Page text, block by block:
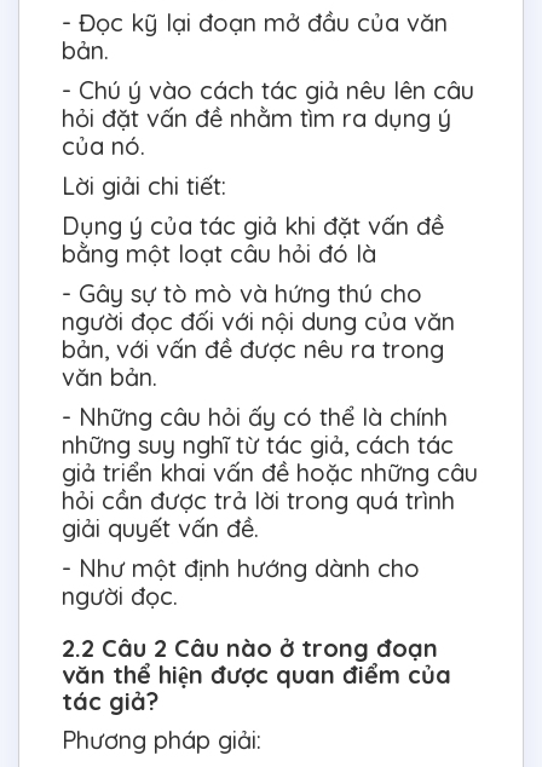
- Đọc kỹ lại đoạn mở đầu của văn
bản.
- Chú ý vào cách tác giả nêu lên câu
hỏi đặt vấn đề nhằm tìm ra dụng ý
của nó.
Lời giải chi tiết:
Dụng ý của tác giả khi đặt vấn đề
bằng một loạt câu hỏi đó là
- Gây sự tò mò và hứng thú cho
người đọc đối với nội dung của văn
bản, với vấn đề được nêu ra trong
văn bản.
- Những câu hỏi ấy có thể là chính
những suy nghĩ từ tác giả, cách tác
giả triển khai vấn đề hoặc những câu
hỏi cần được trả lời trong quá trình
giải quyết vấn đề.
- Như một định hướng dành cho
người đọc.
2.2 Câu 2 Câu nào ở trong đoạn
văn thể hiện được quan điểm của
tác giả?
Phương pháp giải: